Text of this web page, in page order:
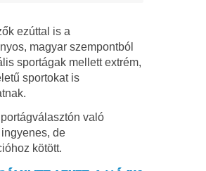
ezúttal is a
magyar szempontból
sportágak mellett extrém,
sportokat is
való
de
kötött.